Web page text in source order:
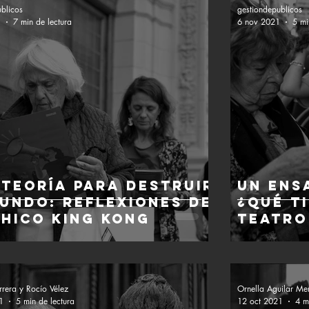
teoría para destruir
reflexiones de
King Kong
7 min de lectura
Un
¿qué
teatro
gestiondepublicos
6 nov 2021
5
y Rocío Vélez
5 min de lectura
Ornella Aguilar
12 oct 2021
4